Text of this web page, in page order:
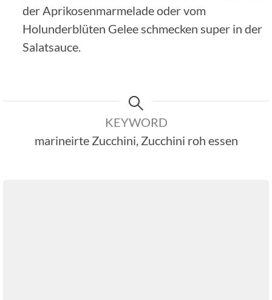
der Aprikosenmarmelade oder vom
Holunderblüten Gelee schmecken super in der
Salatsauce.
KEYWORD
marineirte Zucchini, Zucchini roh essen